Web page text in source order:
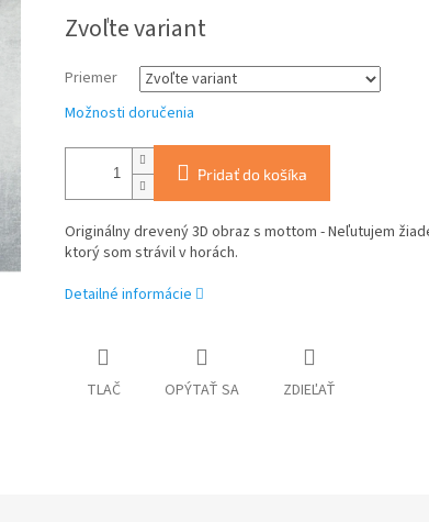
cena:
Zvoľte variant
Priemer
Možnosti doručenia
Pridať do košíka
Originálny drevený 3D obraz s mottom - Neľutujem
ktorý som strávil v horách.
Detailné informácie
TLAČ OPÝTAŤ SA ZDIEĽAŤ